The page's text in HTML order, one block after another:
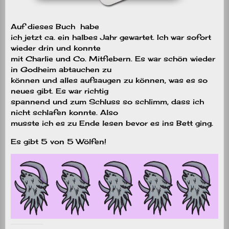
Auf dieses Buch habe
ich jetzt ca. ein halbes Jahr gewartet. Ich war sofort
wieder drin und konnte
mit Charlie und Co. Mitfiebern. Es war schön wieder
in Godheim abtauchen zu
können und alles aufsaugen zu können, was es so
neues gibt. Es war richtig
spannend und zum Schluss so schlimm, dass ich
nicht schlafen konnte. Also
musste ich es zu Ende lesen bevor es ins Bett ging.
Es gibt 5 von 5 Wölfen!